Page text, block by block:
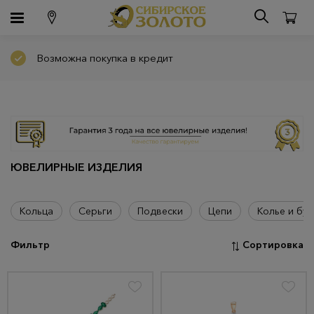
Возможна покупка в кредит
ЮВЕЛИРНЫЕ ИЗДЕЛИЯ
Кольца Серьги Подвески Цепи Колье и
Фильтр Сортировка